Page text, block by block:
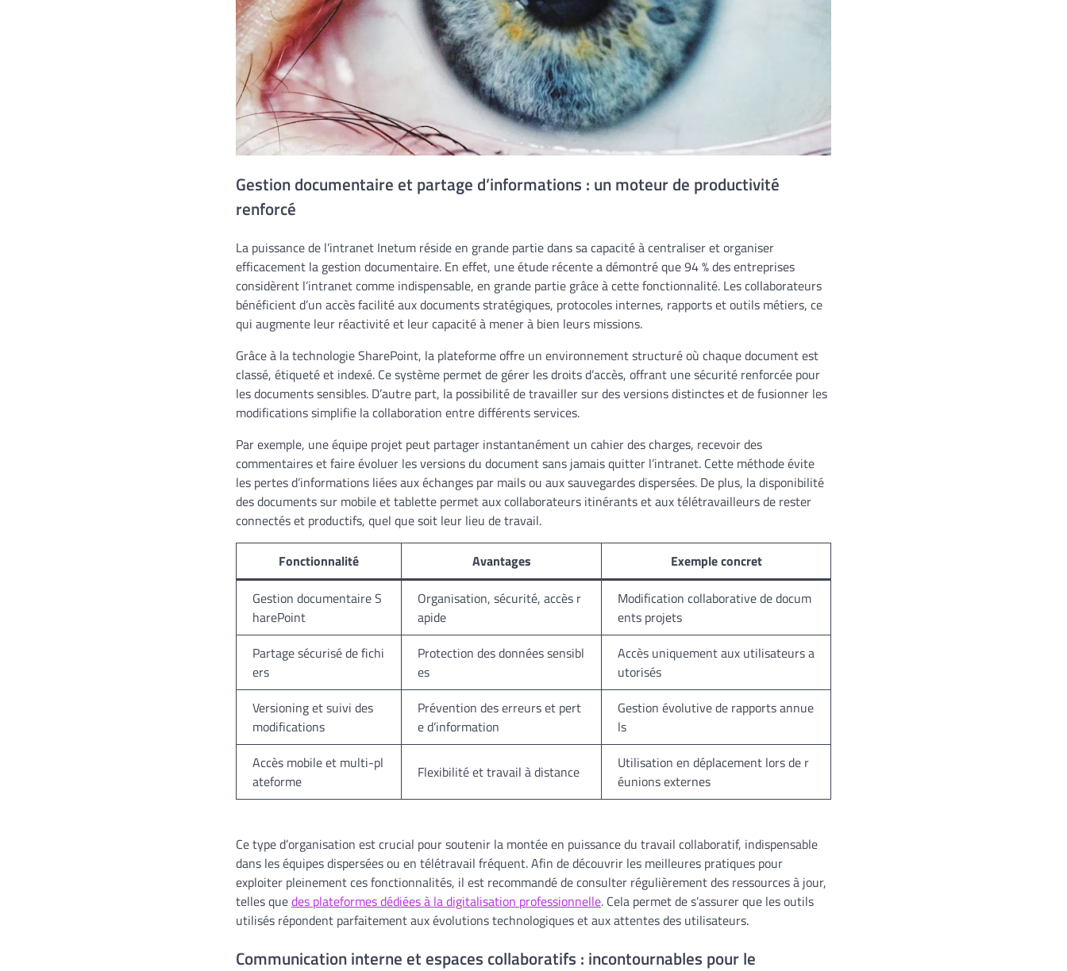
Gestion documentaire et partage d’informations : un moteur de productivité
renforcé
La puissance de l’intranet Inetum réside en grande partie dans sa capacité à centraliser et organiser
efficacement la gestion documentaire. En effet, une étude récente a démontré que 94 % des entreprises
considèrent l’intranet comme indispensable, en grande partie grâce à cette fonctionnalité. Les collaborateurs
bénéficient d’un accès facilité aux documents stratégiques, protocoles internes, rapports et outils métiers, ce
qui augmente leur réactivité et leur capacité à mener à bien leurs missions.
Grâce à la technologie SharePoint, la plateforme offre un environnement structuré où chaque document est
classé, étiqueté et indexé. Ce système permet de gérer les droits d’accès, offrant une sécurité renforcée pour
les documents sensibles. D’autre part, la possibilité de travailler sur des versions distinctes et de fusionner les
modifications simplifie la collaboration entre différents services.
Par exemple, une équipe projet peut partager instantanément un cahier des charges, recevoir des
commentaires et faire évoluer les versions du document sans jamais quitter l’intranet. Cette méthode évite
les pertes d’informations liées aux échanges par mails ou aux sauvegardes dispersées. De plus, la disponibilité
des documents sur mobile et tablette permet aux collaborateurs itinérants et aux télétravailleurs de rester
connectés et productifs, quel que soit leur lieu de travail.
Fonctionnalité Avantages
Exemple concret
Gestion documentaire S
harePoint
Organisation, sécurité, accès r
apide
Modification collaborative de docum
ents projets
Partage sécurisé de fichi
ers
Protection des données sensibl
es
Accès uniquement aux utilisateurs a
utorisés
Versioning et suivi des
modifications
Prévention des erreurs et pert
e d’information
Gestion évolutive de rapports annue
ls
Accès mobile et multi-pl
ateforme
Flexibilité et travail à distance
Utilisation en déplacement lors de r
éunions externes
Ce type d’organisation est crucial pour soutenir la montée en puissance du travail collaboratif, indispensable
dans les équipes dispersées ou en télétravail fréquent. Afin de découvrir les meilleures pratiques pour
exploiter pleinement ces fonctionnalités, il est recommandé de consulter régulièrement des ressources à jour,
telles quedes plateformes dédiées à la digitalisation professionnelle. Cela permet de s’assurer que les outils
utilisés répondent parfaitement aux évolutions technologiques et aux attentes des utilisateurs.
Communication interne et espaces collaboratifs : incontournables pour le